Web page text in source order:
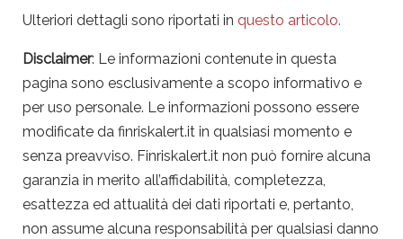
Ulteriori dettagli sono riportati in questo articolo.
Disclaimer: Le informazioni contenute in questa
pagina sono esclusivamente a scopo informativo e
per uso personale. Le informazioni possono essere
modificate da finriskalert.it in qualsiasi momento e
senza preavviso. Finriskalert.it non può fornire alcuna
garanzia in merito all’affidabilità, completezza,
esattezza ed attualità dei dati riportati e, pertanto,
non assume alcuna responsabilità per qualsiasi danno